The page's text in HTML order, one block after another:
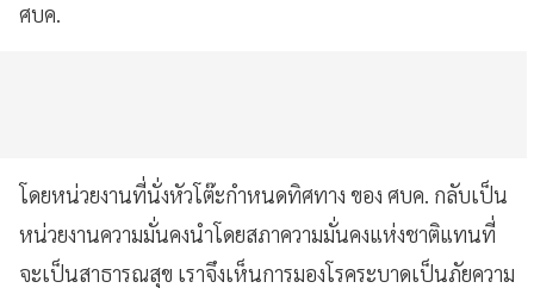
ศบค.
โดยหน่วยงานที่นั่งหัวโต๊ะกําหนดทิศทาง ของ ศบค. กลับเป็น
หน่วยงานความมั่นคงนําโดยสภาความมั่นคงแห่งชาติแทนที่
จะเป็นสาธารณสุข เราจึงเห็นการมองโรคระบาดเป็นภัยความ